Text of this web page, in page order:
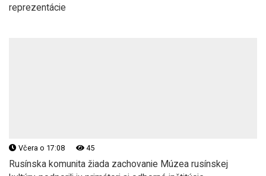
reprezentácie
Včera o 17:08 45
Rusínska komunita žiada zachovanie Múzea rusínskej